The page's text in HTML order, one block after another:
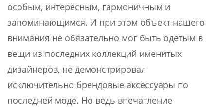
особым, интересным, гармоничным и
запоминающимся. И при этом объект нашего
внимания не обязательно мог быть одетым в
вещи из последних коллекций именитых
дизайнеров, не демонстрировал
исключительно брендовые аксессуары по
последней моде. Но ведь впечатление